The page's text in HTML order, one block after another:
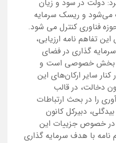
دولت در سود و زیان
می‌شود و ریسک سرمایه
فناوری کنترل می شود.
تفاهم نامه ارزیابی،
گذاری در فضای
بخش خصوصی است و
سایر ارکان‌های این
دخالت، در قالب
را در بحث ارتباطات
دبیرکل کانون
در خصوص جزییات این
نامه با هدف سرمایه گذاری